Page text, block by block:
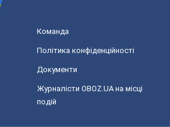
Команда
Політика конфіденційності
Документи
Журналісти OBOZ.UA на місці
подій